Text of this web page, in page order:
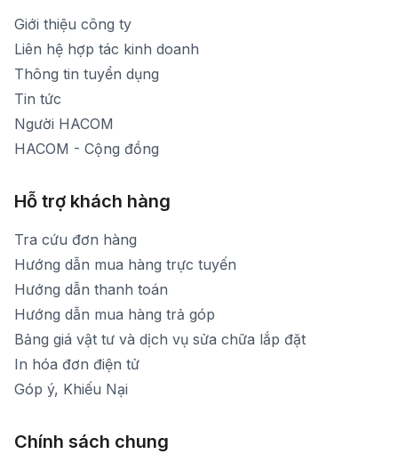
1900 1903 (máy lẻ 160)
[email protected]
Thời gian mở cửa: Từ 8h30-20h hàng ngày
Giới thiệu công ty
Liên hệ hợp tác kinh doanh
Thông tin tuyển dụng
Tin tức
Người HACOM
HACOM - Cộng đồng
Hỗ trợ khách hàng
Tra cứu đơn hàng
Hướng dẫn mua hàng trực tuyến
Hướng dẫn thanh toán
Hướng dẫn mua hàng trả góp
Bảng giá vật tư và dịch vụ sửa chữa lắp đặt
In hóa đơn điện tử
Góp ý, Khiếu Nại
Chính sách chung